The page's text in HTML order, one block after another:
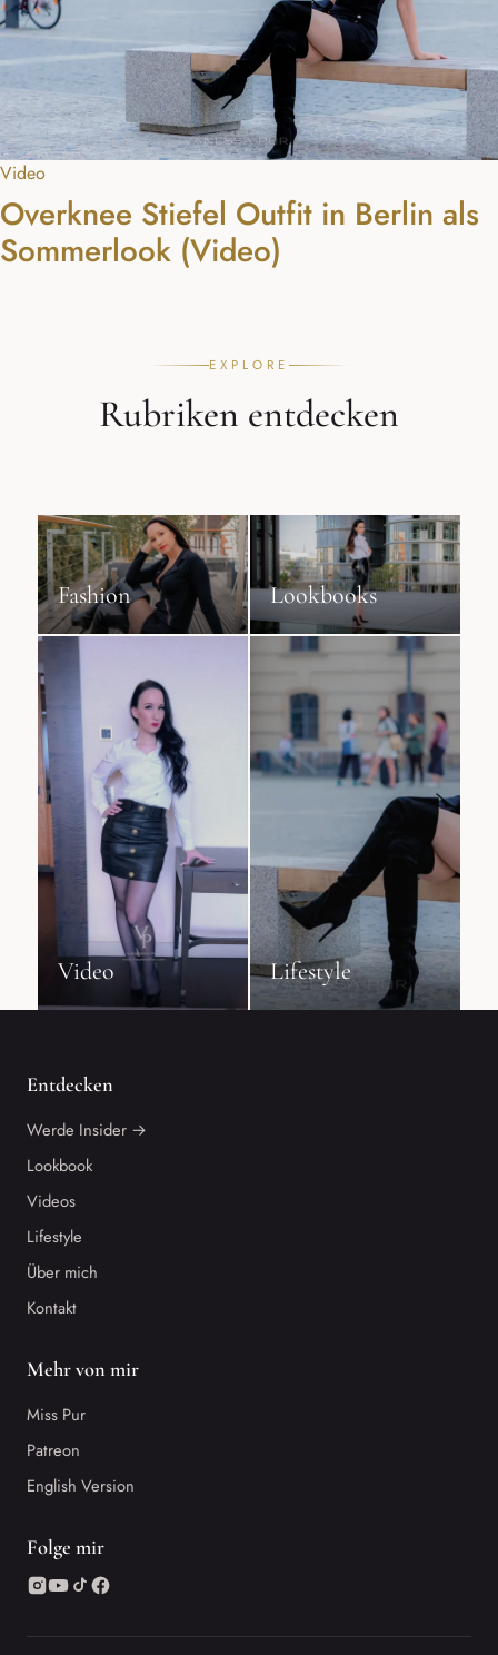
Video
Overknee Stiefel Outfit in Berlin als
Sommerlook (Video)
EXPLORE
Rubriken entdecken
Fashion Lookbooks
Video Lifestyle
Entdecken
Werde Insider →
Lookbook
Videos
Lifestyle
Über mich
Kontakt
Mehr von mir
Miss Pur
Patreon
English Version
Folge mir